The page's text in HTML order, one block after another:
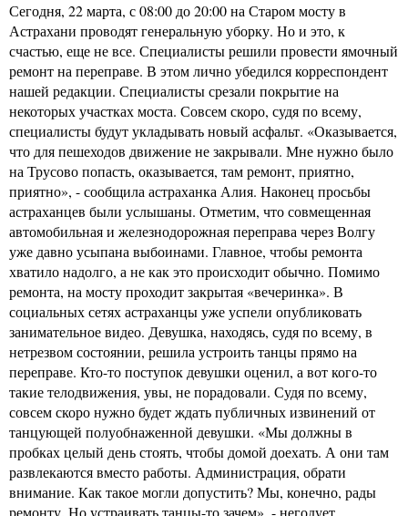
Сегодня, 22 марта, с 08:00 до 20:00 на Старом мосту в
Астрахани проводят генеральную уборку. Но и это, к
счастью, еще не все. Специалисты решили провести ямочный
ремонт на переправе. В этом лично убедился корреспондент
нашей редакции. Специалисты срезали покрытие на
некоторых участках моста. Совсем скоро, судя по всему,
специалисты будут укладывать новый асфальт. «Оказывается,
что для пешеходов движение не закрывали. Мне нужно было
на Трусово попасть, оказывается, там ремонт, приятно,
приятно», - сообщила астраханка Алия. Наконец просьбы
астраханцев были услышаны. Отметим, что совмещенная
автомобильная и железнодорожная переправа через Волгу
уже давно усыпана выбоинами. Главное, чтобы ремонта
хватило надолго, а не как это происходит обычно. Помимо
ремонта, на мосту проходит закрытая «вечеринка». В
социальных сетях астраханцы уже успели опубликовать
занимательное видео. Девушка, находясь, судя по всему, в
нетрезвом состоянии, решила устроить танцы прямо на
переправе. Кто-то поступок девушки оценил, а вот кого-то
такие телодвижения, увы, не порадовали. Судя по всему,
совсем скоро нужно будет ждать публичных извинений от
танцующей полуобнаженной девушки. «Мы должны в
пробках целый день стоять, чтобы домой доехать. А они там
развлекаются вместо работы. Администрация, обрати
внимание. Как такое могли допустить? Мы, конечно, рады
ремонту. Но устраивать танцы-то зачем», - негодует